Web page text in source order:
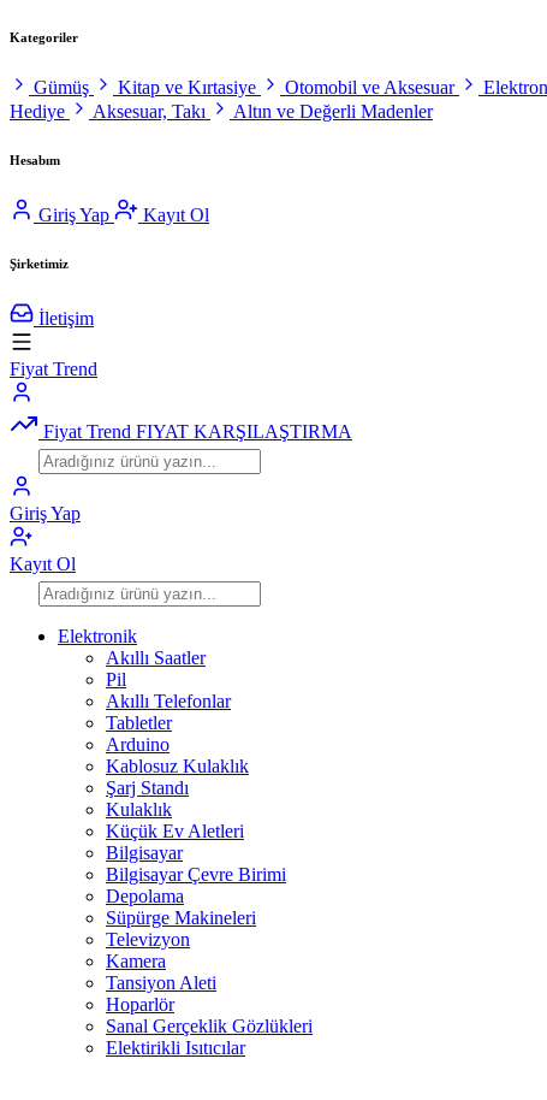
Kategoriler
Gümüş Kitap ve Kırtasiye Otomobil ve Aksesuar
Hediye
Aksesuar, Takı Altın ve Değerli Madenler
Hesabım
Giriş Yap Kayıt Ol
Şirketimiz
İletişim
Fiyat Trend
Fiyat Trend FIYAT KARŞILAŞTIRMA
Giriş Yap
Kayıt Ol
Elektronik
Akıllı Saatler
Pil
Akıllı Telefonlar
Tabletler
Arduino
Kablosuz Kulaklık
Şarj Standı
Kulaklık
Küçük Ev Aletleri
Bilgisayar
Bilgisayar Çevre Birimi
Depolama
Süpürge Makineleri
Televizyon
Kamera
Tansiyon Aleti
Hoparlör
Sanal Gerçeklik Gözlükleri
Elektirikli Isıtıcılar